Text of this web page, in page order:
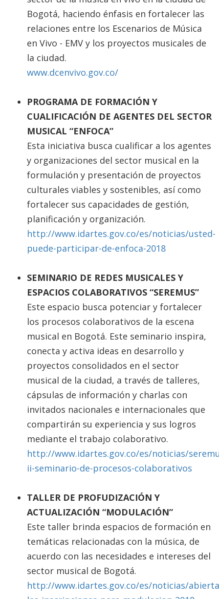
Bogotá, haciendo énfasis en fortalecer las
relaciones entre los Escenarios de Música
en Vivo - EMV y los proyectos musicales de
la ciudad.
www.dcenvivo.gov.co/
PROGRAMA DE FORMACIÓN Y
CUALIFICACIÓN DE AGENTES DEL SECTOR
MUSICAL “ENFOCA”
Esta iniciativa busca cualificar a los agentes
y organizaciones del sector musical en la
formulación y presentación de proyectos
culturales viables y sostenibles, así como
fortalecer sus capacidades de gestión,
planificación y organización.
http://www.idartes.gov.co/es/noticias/usted-
puede-participar-de-enfoca-2018
SEMINARIO DE REDES MUSICALES Y
ESPACIOS COLABORATIVOS “SEREMUS”
Este espacio busca potenciar y fortalecer
los procesos colaborativos de la escena
musical en Bogotá. Este seminario inspira,
conecta y activa ideas en desarrollo y
proyectos consolidados en el sector
musical de la ciudad, a través de talleres,
cápsulas de información y charlas con
invitados nacionales e internacionales que
compartirán su experiencia y sus logros
mediante el trabajo colaborativo.
http://www.idartes.gov.co/es/noticias/
ii-seminario-de-procesos-colaborativos
TALLER DE PROFUDIZACIÓN Y
ACTUALIZACIÓN “MODULACIÓN”
Este taller brinda espacios de formación en
temáticas relacionadas con la música, de
acuerdo con las necesidades e intereses del
sector musical de Bogotá.
http://www.idartes.gov.co/es/noticias/